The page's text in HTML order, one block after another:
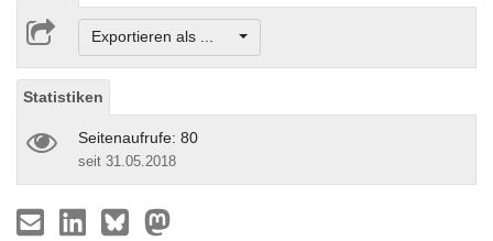
Exportieren als ...
Statistiken
Seitenaufrufe: 80
seit 31.05.2018